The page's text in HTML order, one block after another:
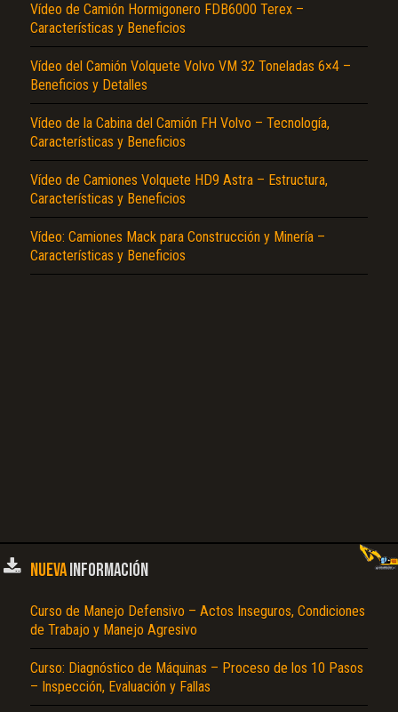
Vídeo de Camión Hormigonero FDB6000 Terex –
Características y Beneficios
Vídeo del Camión Volquete Volvo VM 32 Toneladas 6×4 –
Beneficios y Detalles
Vídeo de la Cabina del Camión FH Volvo – Tecnología,
Características y Beneficios
Vídeo de Camiones Volquete HD9 Astra – Estructura,
Características y Beneficios
Vídeo: Camiones Mack para Construcción y Minería –
Características y Beneficios
NUEVAINFORMACIÓN
Curso de Manejo Defensivo – Actos Inseguros, Condiciones
de Trabajo y Manejo Agresivo
Curso: Diagnóstico de Máquinas – Proceso de los 10 Pasos
– Inspección, Evaluación y Fallas
El Título es incorrecto según el contenido.